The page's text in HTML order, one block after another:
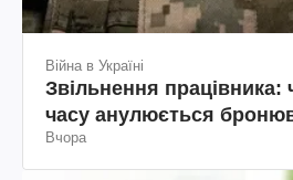
Війна в Україні
Звільнення працівника:
часу анулюється
Вчора